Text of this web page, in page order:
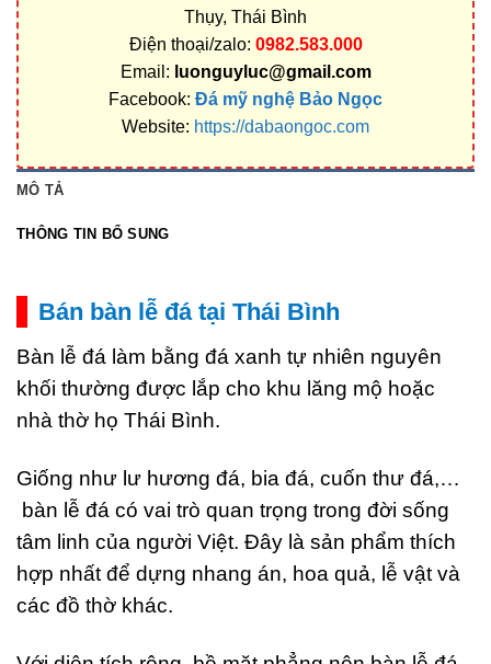
Thụy, Thái Bình
Điện thoại/zalo: 0982.583.000
Email: luonguyluc@gmail.com
Facebook: Đá mỹ nghệ Bảo Ngọc
Website: https://dabaongoc.com
MÔ TẢ
THÔNG TIN BỔ SUNG
Bán bàn lễ đá tại Thái Bình
Bàn lễ đá làm bằng đá xanh tự nhiên nguyên
khối thường được lắp cho khu lăng mộ hoặc
nhà thờ họ Thái Bình.
Giống như lư hương đá, bia đá, cuốn thư đá,…
bàn lễ đá có vai trò quan trọng trong đời sống
tâm linh của người Việt. Đây là sản phẩm thích
hợp nhất để dựng nhang án, hoa quả, lễ vật và
các đồ thờ khác.